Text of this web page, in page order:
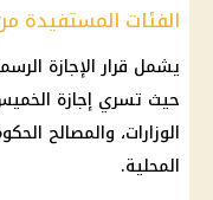
الفئات المستفيدة من
يشمل قرارالإجازة
حيث تسري إجازة
الوزارات، والمصالح
المحلية.